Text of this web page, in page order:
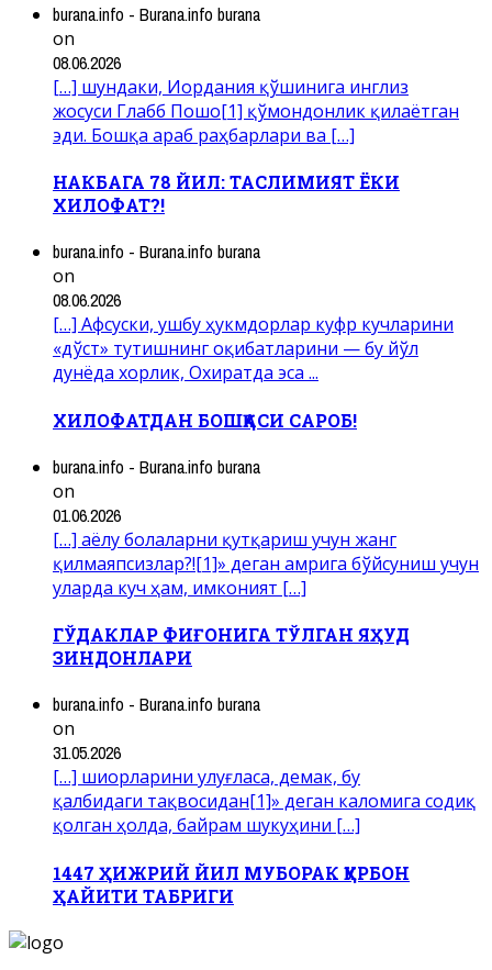
burana.info - Burana.info burana
on
08.06.2026
[…] шундаки, Иордания қўшинига инглиз
жосуси Глабб Пошо[1] қўмондонлик қилаётган
эди. Бошқа араб раҳбарлари ва […]
НАКБАГА 78 ЙИЛ: ТАСЛИМИЯТ ЁКИ
ХИЛОФАТ?!
burana.info - Burana.info burana
on
08.06.2026
[…] Афсуски, ушбу ҳукмдорлар куфр кучларини
«дўст» тутишнинг оқибатларини — бу йўл
дунёда хорлик, Охиратда эса ...
ХИЛОФАТДАН БОШҚАСИ САРОБ!
burana.info - Burana.info burana
on
01.06.2026
[…] аёлу болаларни қутқариш учун жанг
қилмаяпсизлар?![1]» деган амрига бўйсуниш учун
уларда куч ҳам, имконият […]
ГЎДАКЛАР ФИҒОНИГА ТЎЛГАН ЯҲУД
ЗИНДОНЛАРИ
burana.info - Burana.info burana
on
31.05.2026
[…] шиорларини улуғласа, демак, бу
қалбидаги тақвосидан[1]» деган каломига содиқ
қолган ҳолда, байрам шукуҳини […]
1447 ҲИЖРИЙ ЙИЛ МУБОРАК ҚУРБОН
ҲАЙИТИ ТАБРИГИ